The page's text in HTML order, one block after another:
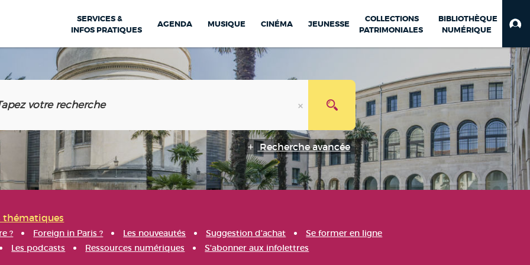
SERVICES &
INFOS PRATIQUES
AGENDA MUSIQUE CINÉMA JEUNESSE
COLLECTIONS
PATRIMONIALES
BIBLIOTHÈQUE
NUMÉRIQUE
Recherche avancée
thématiques
? Foreign in Paris ? Les nouveautés Suggestion d'achat
Se former en ligne
Les podcasts Ressources numériques S'abonner aux infolettres